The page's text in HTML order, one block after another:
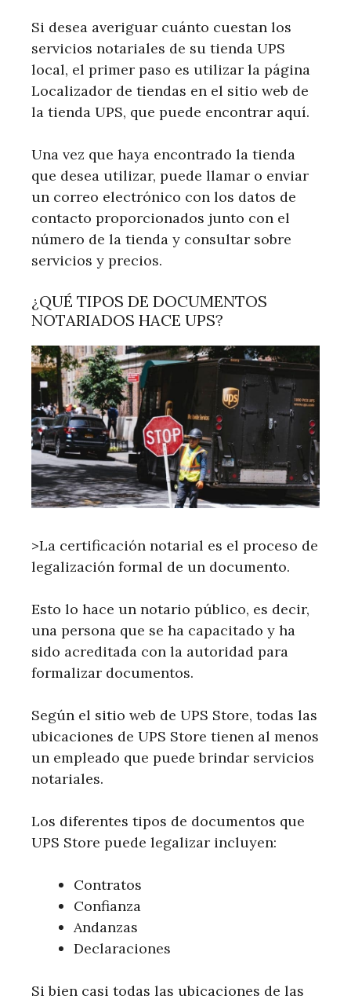
Si desea averiguar cuánto cuestan los
servicios notariales de su tienda UPS
local, el primer paso es utilizar la página
Localizador de tiendas en el sitio web de
la tienda UPS, que puede encontrar aquí.
Una vez que haya encontrado la tienda
que desea utilizar, puede llamar o enviar
un correo electrónico con los datos de
contacto proporcionados junto con el
número de la tienda y consultar sobre
servicios y precios.
¿QUÉ TIPOS DE DOCUMENTOS
NOTARIADOS HACE UPS?
>La certificación notarial es el proceso de
legalización formal de un documento.
Esto lo hace un notario público, es decir,
una persona que se ha capacitado y ha
sido acreditada con la autoridad para
formalizar documentos.
Según el sitio web de UPS Store, todas las
ubicaciones de UPS Store tienen al menos
un empleado que puede brindar servicios
notariales.
Los diferentes tipos de documentos que
UPS Store puede legalizar incluyen:
Contratos
Confianza
Andanzas
Declaraciones
Si bien casi todas las ubicaciones de las